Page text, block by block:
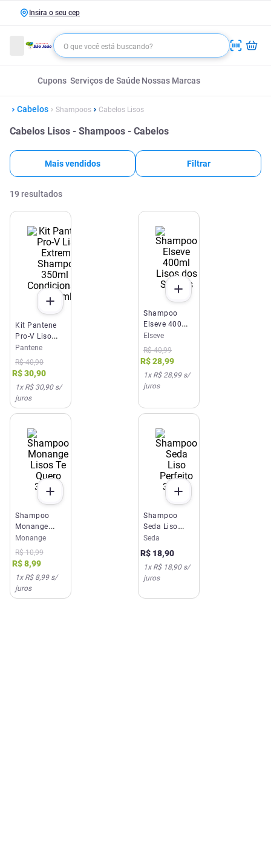
Insira o seu cep
Cupons Serviços de Saúde Nossas Marcas
Cabelos Shampoos Cabelos Lisos
Cabelos Lisos - Shampoos - Cabelos
Mais vendidos Filtrar
19 resultados
Kit Pantene
Pro-V Liso
Extremo
Shampoo
350ml +
Condicionador
175ml
Pantene
R$ 40,90
R$30,90
1x R$ 30,90s/
juros
Shampoo
Elseve 400ml
Lisos dos
Sonhos
Elseve
R$ 40,99
R$28,99
1x R$ 28,99s/
juros
Shampoo
Monange
Lisos Te
Quero 325ml
Monange
R$ 10,99
R$8,99
1x R$ 8,99s/
juros
Shampoo
Seda Liso
Perfeito
325ml
Seda
R$ 18,90
1x R$ 18,90s/
juros